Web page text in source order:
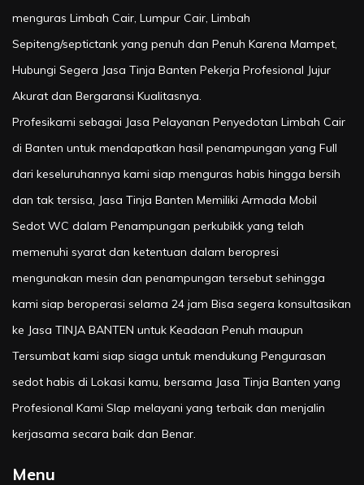
menguras Limbah Cair, Lumpur Cair, Limbah
Sepiteng/septictank yang penuh dan Penuh Karena Mampet,
Hubungi Segera Jasa Tinja Banten Pekerja Profesional Jujur
Akurat dan Bergaransi Kualitasnya.
Profesikami sebagai Jasa Pelayanan Penyedotan Limbah Cair
di Banten untuk mendapatkan hasil penampungan yang Full
dari keseluruhannya kami siap menguras habis hingga bersih
dan tak tersisa, Jasa Tinja Banten Memiliki Armada Mobil
Sedot WC dalam Penampungan perkubikk yang telah
memenuhi syarat dan ketentuan dalam beropresi
mengunakan mesin dan penampungan tersebut sehingga
kami siap beroperasi selama 24 jam Bisa segera konsultasikan
ke Jasa TINJA BANTEN untuk Keadaan Penuh maupun
Tersumbat kami siap siaga untuk mendukung Pengurasan
sedot habis di Lokasi kamu, bersama Jasa Tinja Banten yang
Profesional Kami SIap melayani yang terbaik dan menjalin
kerjasama secara baik dan Benar.
Menu